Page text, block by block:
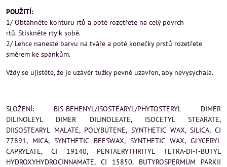
POUŽITÍ:
1/ Obtáhněte konturu rtů a poté rozetřete na celý povrch
rtů. Stiskněte rty k sobě.
2/ Lehce naneste barvu na tváře a poté konečky prstů rozetřete
směrem ke spánkům.
Vždy se ujistěte, že je uzávěr tužky pevně uzavřen, aby nevysychala.
SLOŽENÍ: BIS-BEHENYL/ISOSTEARYL/PHYTOSTERYL DIMER
DILINOLEYL DIMER DILINOLEATE, ISOCETYL STEARATE,
DIISOSTEARYL MALATE, POLYBUTENE, SYNTHETIC WAX, SILICA, CI
77891, MICA, SYNTHETIC BEESWAX, SYNTHETIC WAX, GLYCERYL
CAPRYLATE, CI 19140, PENTAERYTHRITYL TETRA-DI-T-BUTYL
HYDROXYHYDROCINNAMATE, CI 15850, BUTYROSPERMUM PARKII